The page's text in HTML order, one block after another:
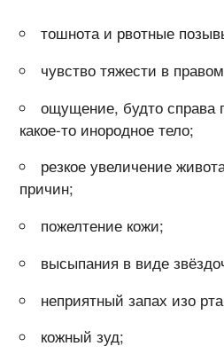
тошнота и рвотные
чувство тяжести в
ощущение, будто справа
какое-то инородное тело;
резкое увеличение
причин;
пожелтение кожи;
высыпания в виде
неприятный запах изо
кожный зуд;